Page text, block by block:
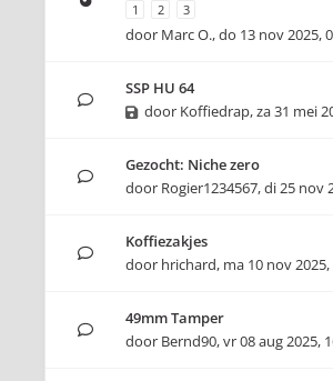
1 2 3
door Marc O.,do 13 nov 2025,
SSP HU 64
door Koffiedrap,za 31 mei
Gezocht: Niche zero
door Rogier1234567,di 25 nov
Koffiezakjes
door hrichard, ma 10 nov 2025,
49mm Tamper
door Bernd90,vr 08 aug 2025,